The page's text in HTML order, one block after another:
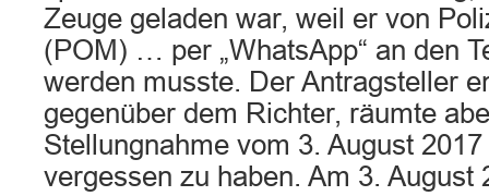
Zeuge geladen war, weil er von
(POM) … per „WhatsApp“ an den
werden musste. Der Antragsteller
gegenüber dem Richter, räumte
Stellungnahme vom 3. August
vergessen zu haben. Am 3. August